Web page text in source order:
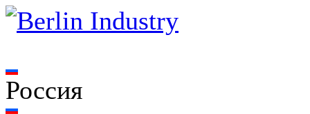
Россия